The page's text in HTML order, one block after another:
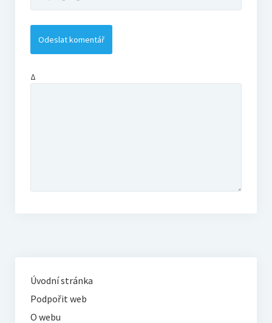
Δ
Úvodní stránka
Podpořit web
O webu